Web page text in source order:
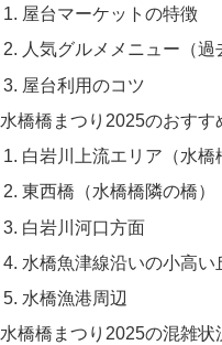
屋台マーケットの特徴
人気グルメメニュー（過
屋台利用のコツ
水橋橋まつり2025のおすす
白岩川上流エリア（水橋
東西橋（水橋橋隣の橋）
白岩川河口方面
水橋魚津線沿いの小高い
水橋漁港周辺
水橋橋まつり2025の混雑状